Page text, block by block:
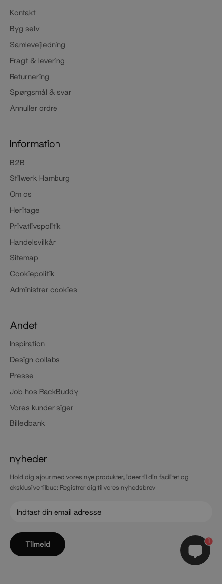
Kontakt
Byg selv
Samlevejledning
Fragt & levering
Returnering
Spørgsmål & svar
Annuller ordre
Information
B2B
Stilwerk Hamburg
Om os
Heritage
Privatlivspolitik
Handelsvilkår
Sitemap
Cookiepolitik
Administrer cookies
Andet
Inspiration
Design collabs
Presse
Job hos RackBuddy
Vores kunder siger
Billedbank
nyheder
Hold dig ajour med vores nye produkter, ideer til din facilitet og
eksklusive tilbud: Registrer dig til vores nyhedsbrev
Tilmeld 1